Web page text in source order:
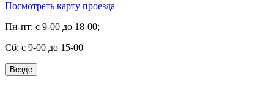
Посмотреть карту проезда
Пн-пт: с 9-00 до 18-00;
Cб: с 9-00 до 15-00
Везде